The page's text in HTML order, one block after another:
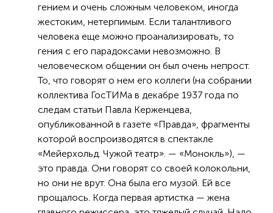
гением и очень сложным человеком, иногда
жестоким, нетерпимым. Если талантливого
человека еще можно проанализировать, то
гения с его парадоксами невозможно. В
человеческом общении он был очень непрост.
То, что говорят о нем его коллеги (на собрании
коллектива ГосТИМа в декабре 1937 года по
следам статьи Павла Керженцева,
опубликованной в газете «Правда», фрагменты
которой воспроизводятся в спектакле
«Мейерхольд. Чужой театр». — «Монокль»), —
это правда. Они говорят со своей колокольни,
но они не врут. Она была его музой. Ей все
прощалось. Когда первая артистка — жена